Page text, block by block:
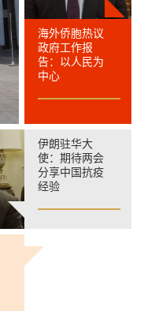
海外侨胞热议
政府工作报
告：以人民为
中心
伊朗驻华大
使：期待两会
分享中国抗疫
经验